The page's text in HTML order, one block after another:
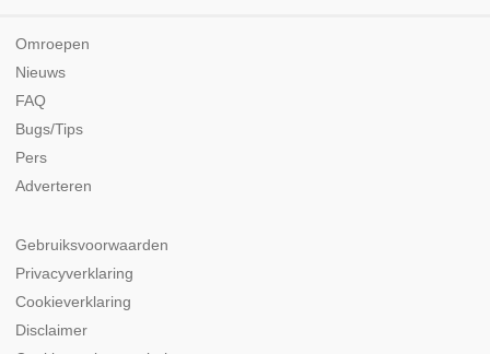
Omroepen
Nieuws
FAQ
Bugs/Tips
Pers
Adverteren
Gebruiksvoorwaarden
Privacyverklaring
Cookieverklaring
Disclaimer